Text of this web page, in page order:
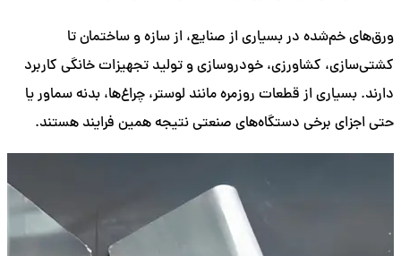
ورق‌های خم‌شده در بسیاری از صنایع، از سازه و ساختمان تا
کشتی‌سازی، کشاورزی، خودروسازی و تولید تجهیزات خانگی کاربرد
دارند. بسیاری از قطعات روزمره مانند لوستر، چراغ‌ها، بدنه سماور یا
حتی اجزای برخی دستگاه‌های صنعتی نتیجه همین فرایند هستند.